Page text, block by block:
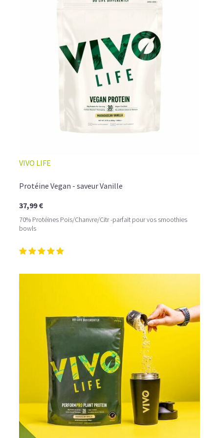
COMMENT LES UTILISER? QUEL DOSAGE?
Faciles et rapides à consommer, à diluer dans un shaker
boisson protéinée
ou bien incorporées dans des
crêpes ou des pancakes, les proteine vegetale en
deviendront vos alliées santé au quotidien, à
doses par jour, associée à une
alimentation variée et équilibrée.
Pour un effet optimal sur la récupération après l'effort,
consommez votreshaker protéinédans l’heure qui suit
la séance d’entraînement. Dans le cadre d’une perte de
poids, la protéine peut intervenir en tant que collation à
11h et 16h. Comment mieux les savourer? Mixez les
protéines poudresavec des fruits et légumes et du lait
végétal, vous obtiendrez ainsi un délicieux
VIVO LIFE
Protéine Vegan - saveur Vanille
37,99 €
70% Protéines Pois/Chanvre/Citr -parfait pour vos smoothies
bowls